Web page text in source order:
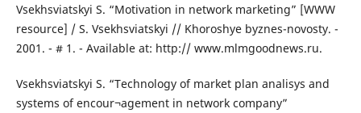
Vsekhsviatskyi S. “Motivation in network marketing” [WWW
resource] / S. Vsekhsviatskyi // Khoroshye byznes-novosty. -
2001. - # 1. - Available at: http:// www.mlmgoodnews.ru.
Vsekhsviatskyi S. “Technology of market plan analisys and
systems of encour¬agement in network company”